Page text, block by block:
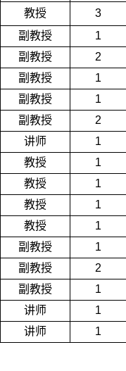
教授
3
副教授
1
副教授
2
副教授
1
副教授
1
副教授
2
讲师 1
教授
1
教授
1
教授
1
教授
1
副教授
1
副教授
2
副教授
1
讲师
1
讲师 1